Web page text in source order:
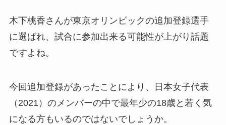
木下桃香さんが東京オリンピックの追加登録選手
に選ばれ、試合に参加出来る可能性が上がり話題
ですよね。
今回追加登録があったことにより、日本女子代表
（2021）のメンバーの中で最年少の18歳と若く気
になる方もいるのではないでしょうか。